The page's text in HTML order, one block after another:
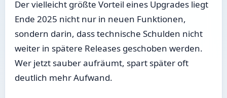
Der vielleicht größte Vorteil eines Upgrades liegt
Ende 2025 nicht nur in neuen Funktionen,
sondern darin, dass technische Schulden nicht
weiter in spätere Releases geschoben werden.
Wer jetzt sauber aufräumt, spart später oft
deutlich mehr Aufwand.